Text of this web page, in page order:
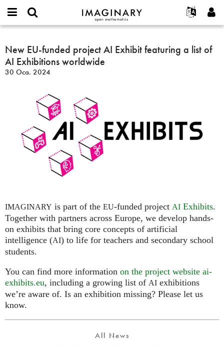
IMAGINARY
open
Français
Deutsch
Programlar
Galeriler
Metinler
Sergiler
Devamı...
Projeler
Katılım
or
username
*
Parola
*
Yeni hesap oluştur
Yeni parola iste
Ara
New
EU-
funded
project
Exhibit
featuring
Exhibitions
worldwide
New EU-funded project AI Exhibit featuring a list of
AI Exhibitions worldwide
30 Oca. 2024
IMAGINARY is part of the EU-funded project AI Exhibits.
Together with partners across Europe, we develop hands-
on exhibits that bring core concepts of artificial
intelligence (AI) to life for teachers and secondary school
students.
You can find more information on the project website ai-
exhibits.eu, including a growing list of AI exhibitions
we’re aware of. Is an exhibition missing? Please let us
know.
All News